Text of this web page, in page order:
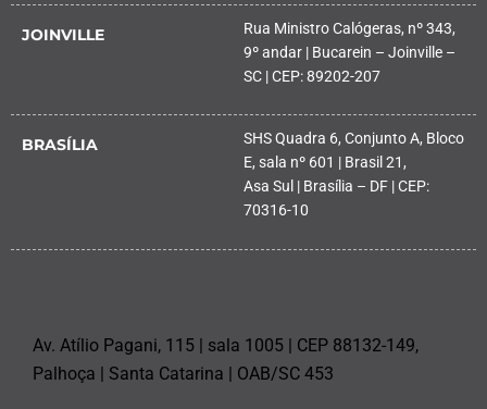
JOINVILLE
Rua Ministro Calógeras, nº 343,
9º andar | Bucarein – Joinville –
SC | CEP: 89202-207
BRASÍLIA
SHS Quadra 6, Conjunto A, Bloco
E, sala nº 601 | Brasil 21,
Asa Sul | Brasília – DF | CEP:
70316-10
Av. Atílio Pagani, 115 | sala 1005 | CEP 88132-149,
Palhoça | Santa Catarina | OAB/SC 453